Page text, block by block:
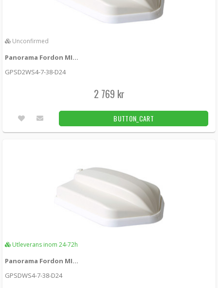
Unconfirmed
Panorama Fordon MIMO 5G + WiFi + 2xGPS + UHF White
GPSD2WS4-7-38-D24
2 769 kr
BUTTON_CART
Utleverans inom 24-72h
Panorama Fordon MIMO 5G + WiFi + GPS + UHF White
GPSDWS4-7-38-D24